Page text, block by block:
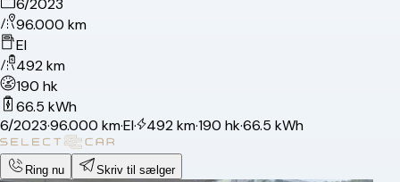
6/2023
96.000 km
El
492 km
190 hk
66.5 kWh
6/2023·96.000 km·El· 492 km·190 hk·66.5 kWh
Ring nu Skriv til sælger